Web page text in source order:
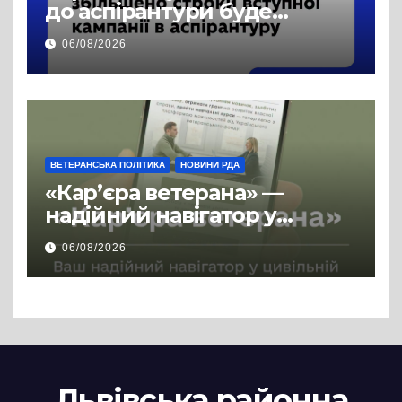
до аспірантури буде
продовжено
06/08/2026
ВЕТЕРАНСЬКА ПОЛІТИКА НОВИНИ РДА
«Кар’єра ветерана» —
надійний навігатор у
цивільній професії
06/08/2026